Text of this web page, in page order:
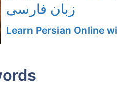
زبان فارسی
Learn Persian Online